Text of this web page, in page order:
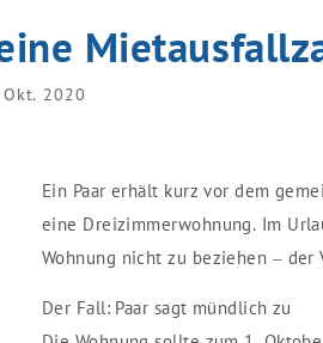
Okt. 2020
Ein Paar erhält kurz vor dem
eine Dreizimmerwohnung. Im
Wohnung nicht zu beziehen –
Der Fall: Paar sagt mündlich zu